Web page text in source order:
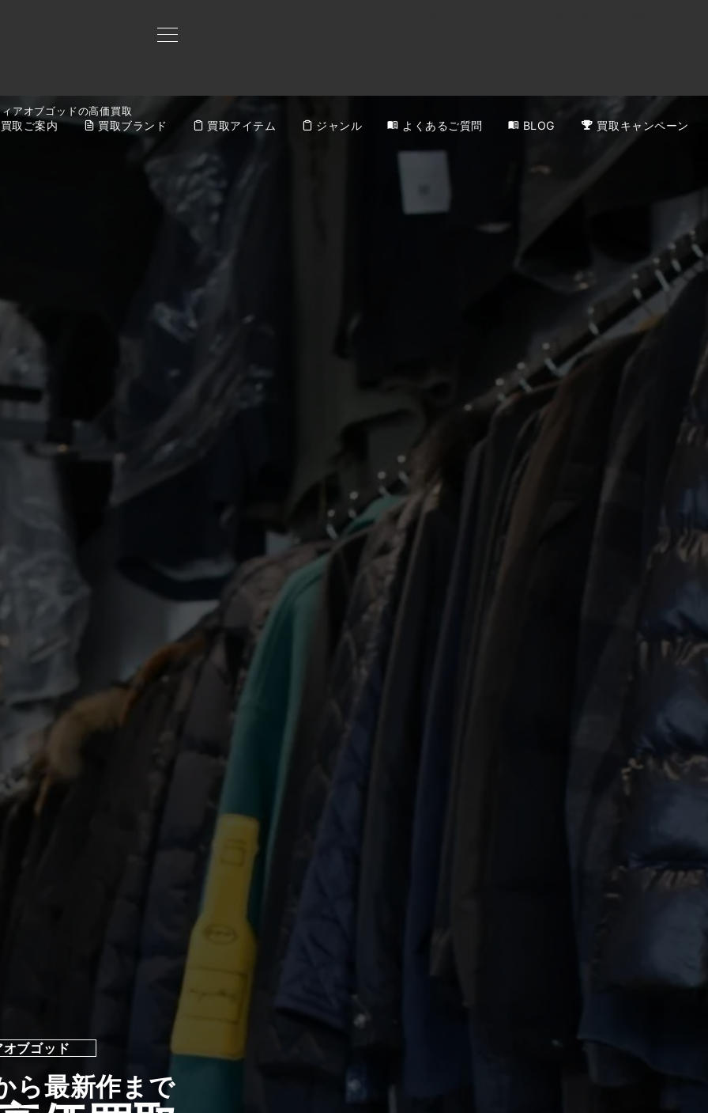
買取ご案内 買取ブランド 買取アイテム ジャンル よくあるご質問 BLOG 買取キャンペーン
アオブゴッドの高価買取
ブゴッド
ら最新作まで